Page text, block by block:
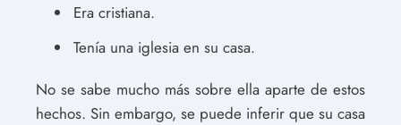
Era cristiana.
Tenía una iglesia en su casa.
No se sabe mucho más sobre ella aparte de estos
hechos. Sin embargo, se puede inferir que su casa